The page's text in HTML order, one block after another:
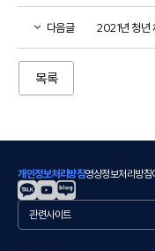
다음글 2021년 청년
목록
개인정보처리방침영상정보처리방침
관
련